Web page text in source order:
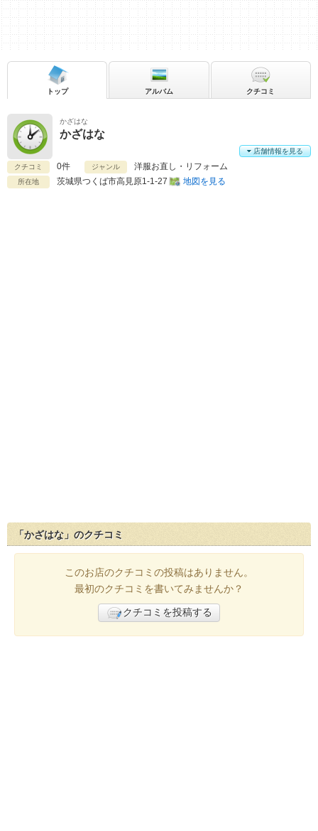
かざはな
かざはな
クチコミ 0件 ジャンル 洋服お直し・リフォーム
所在地 茨城県つくば市高見原1-1-27 地図を見る
店舗情報を見る
トップ アルバム クチコミ
「かざはな」のクチコミ
このお店のクチコミの投稿はありません。
最初のクチコミを書いてみませんか？
クチコミを投稿する